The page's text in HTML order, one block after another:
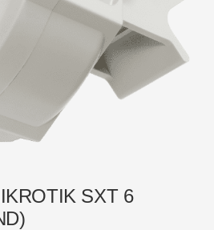
SXT 6